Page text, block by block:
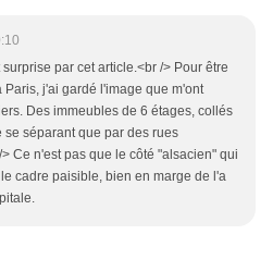
par cet article.<br /> Pour être
j'ai gardé l'image que m'ont
Des immeubles de 6 étages, collés
se séparant que par des rues
Ce n'est pas que le côté "alsacien" qui
cadre paisible, bien en marge de l'a